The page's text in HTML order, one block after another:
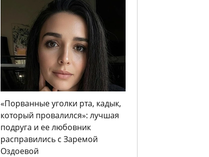
«Порванные уголки рта, кадык,
который провалился»: лучшая
подруга и ее любовник
расправились с Заремой
Оздоевой